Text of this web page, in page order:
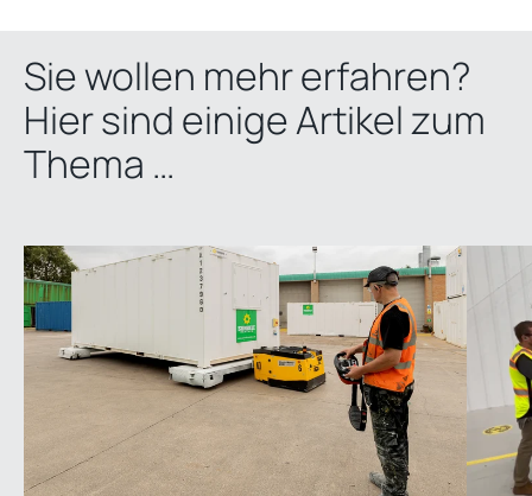
Sie wollen mehr erfahren?
Hier sind einige Artikel zum
Thema …